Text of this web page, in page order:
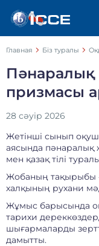
Главная Біз туралы
Пәнаралық
призмасы
28 сәуір 2026
Жетінші сынып
аясында пәнаралық
мен қазақ тілі
Жобаның тақырыбы
халқының рухани
Жұмыс барысында
тарихи
шығармаларды
дамытты.